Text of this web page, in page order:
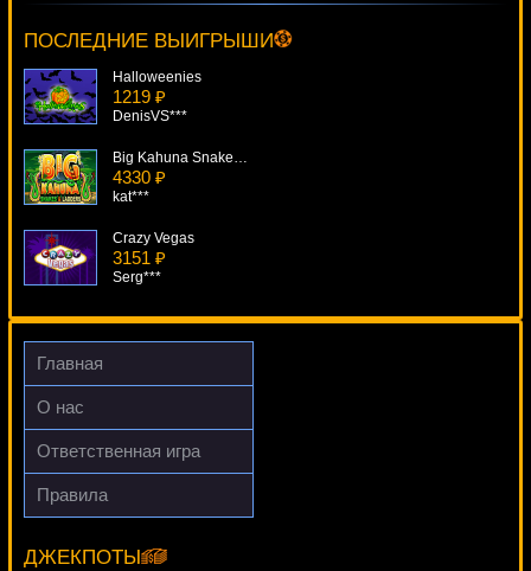
ПОСЛЕДНИЕ ВЫИГРЫШИ
sgvwood***
Halloweenies
1219 ₽
DenisVS***
Big Kahuna Snakes And Ladders
4330 ₽
kat***
Crazy Vegas
3151 ₽
Serg***
Glam Life
4227 ₽
Gamer***
Главная
О нас
Ответственная игра
Правила
ДЖЕКПОТЫ
Golden Cobras
beautif***